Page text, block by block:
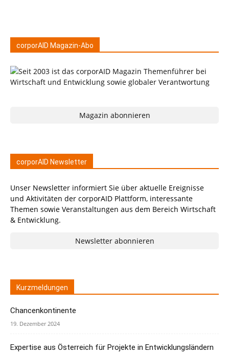
corporAID Magazin-Abo
Magazin abonnieren
corporAID Newsletter
Unser Newsletter informiert Sie über aktuelle Ereignisse
und Aktivitäten der corporAID Plattform, interessante
Themen sowie Veranstaltungen aus dem Bereich Wirtschaft
& Entwicklung.
Newsletter abonnieren
Kurzmeldungen
Chancenkontinente
19. Dezember 2024
Expertise aus Österreich für Projekte in Entwicklungsländern